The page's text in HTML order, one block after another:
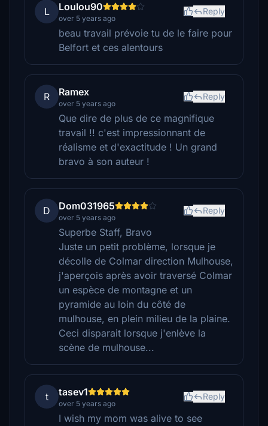
L Loulou90
over 5 years ago
Reply
beau travail prévoie tu de le faire pour
Belfort et ces alentours
R Ramex
over 5 years ago
Reply
Que dire de plus de ce magnifique
travail !! c'est impressionnant de
réalisme et d'exactitude ! Un grand
bravo à son auteur !
D Dom031965
over 5 years ago
Reply
Superbe Staff, Bravo
Juste un petit problème, lorsque je
décolle de Colmar direction Mulhouse,
j'aperçois après avoir traversé Colmar
un espèce de montagne et un
pyramide au loin du côté de
mulhouse, en plein milieu de la plaine.
Ceci disparait lorsque j'enlève la
scène de mulhouse...
t tasev1
over 5 years ago
Reply
I wish my mom was alive to see